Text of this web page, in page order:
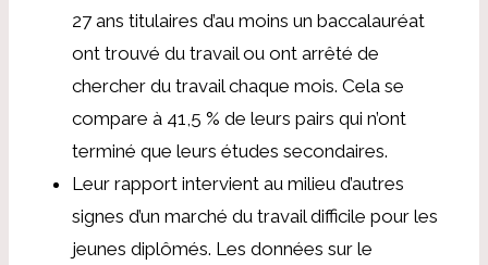
27 ans titulaires d’au moins un baccalauréat
ont trouvé du travail ou ont arrêté de
chercher du travail chaque mois. Cela se
compare à 41,5 % de leurs pairs qui n’ont
terminé que leurs études secondaires.
Leur rapport intervient au milieu d’autres
signes d’un marché du travail difficile pour les
jeunes diplômés. Les données sur le